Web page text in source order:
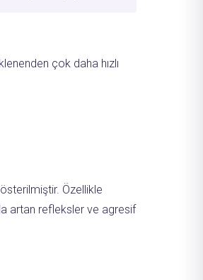
çok daha hızlı
Özellikle
artan refleksler ve agresif